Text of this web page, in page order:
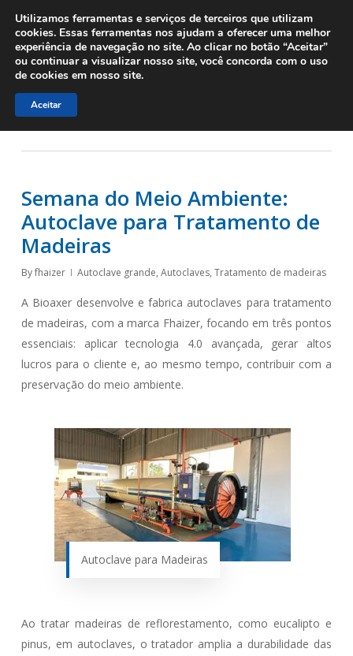
main
content
Tag
pinus tratado
Semana do Meio Ambiente:
Autoclave para Tratamento de
Madeiras
Byfhaizer Autoclave grande, Autoclaves, Tratamento de madeiras
A Bioaxer desenvolve e fabrica autoclaves para tratamento
de madeiras, com a marca Fhaizer, focando em três pontos
essenciais: aplicar tecnologia 4.0 avançada, gerar altos
lucros para o cliente e, ao mesmo tempo, contribuir com a
preservação do meio ambiente.
Autoclave para Madeiras
Ao tratar madeiras de reflorestamento, como eucalipto e
pinus, em autoclaves, o tratador amplia a durabilidade das
Utilizamos ferramentas e serviços de terceiros que utilizam
cookies. Essas ferramentas nos ajudam a oferecer uma melhor
experiência de navegação no site. Ao clicar no botão “Aceitar”
ou continuar a visualizar nosso site, você concorda com o uso
de cookies em nosso site.
Aceitar